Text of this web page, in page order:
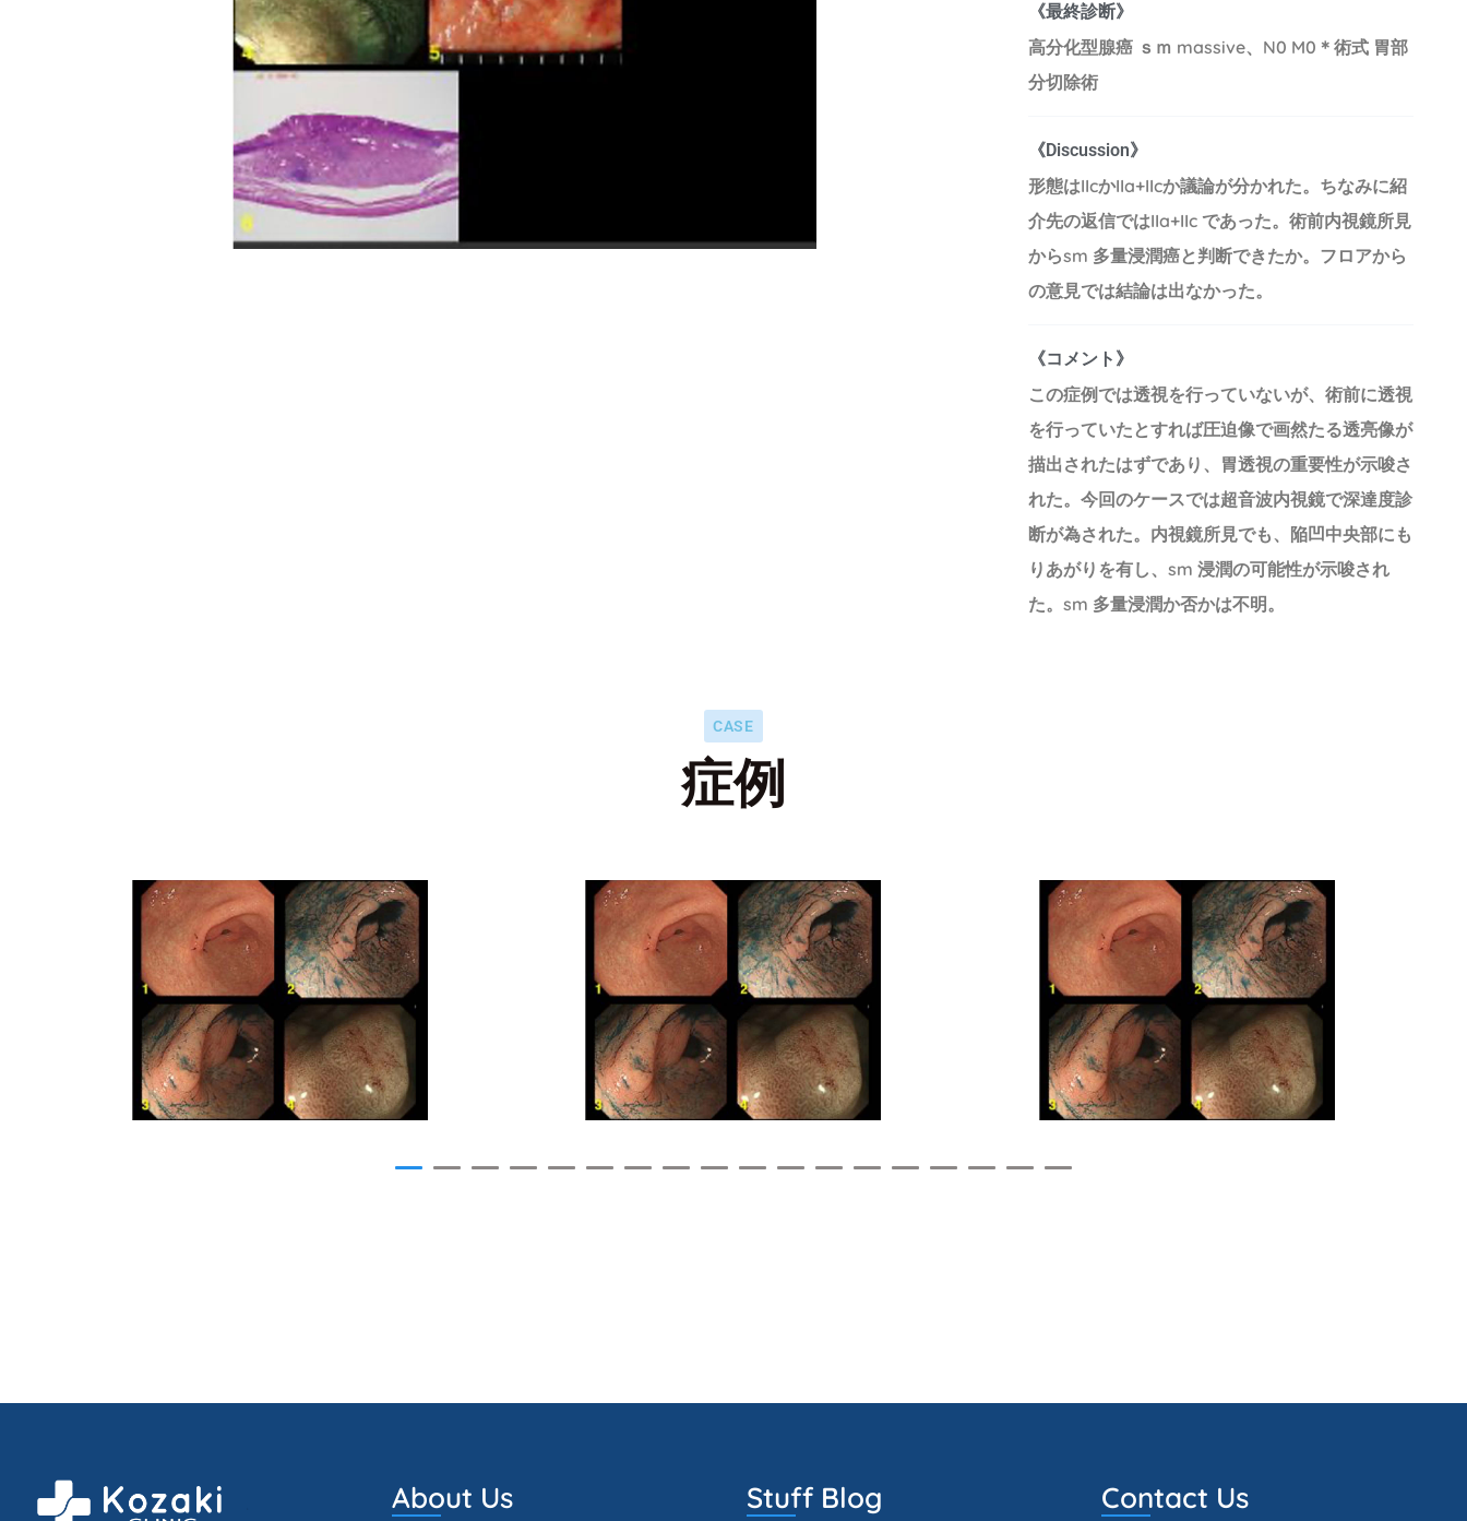
《最終診断》
高分化型腺癌 ｓｍ massive、N0 M0＊術式 胃部
分切除術
《Discussion》
形態はIIcかIIa+IIcか議論が分かれた。ちなみに紹
介先の返信ではIIa+IIc であった。術前内視鏡所見
からsm 多量浸潤癌と判断できたか。フロアから
の意見では結論は出なかった。
《コメント》
この症例では透視を行っていないが、術前に透視
を行っていたとすれば圧迫像で画然たる透亮像が
描出されたはずであり、胃透視の重要性が示唆さ
れた。今回のケースでは超音波内視鏡で深達度診
断が為された。内視鏡所見でも、陥凹中央部にも
りあがりを有し、sm 浸潤の可能性が示唆され
た。sm 多量浸潤か否かは不明。
CASE
症例
About Us Stuff Blog Contact Us